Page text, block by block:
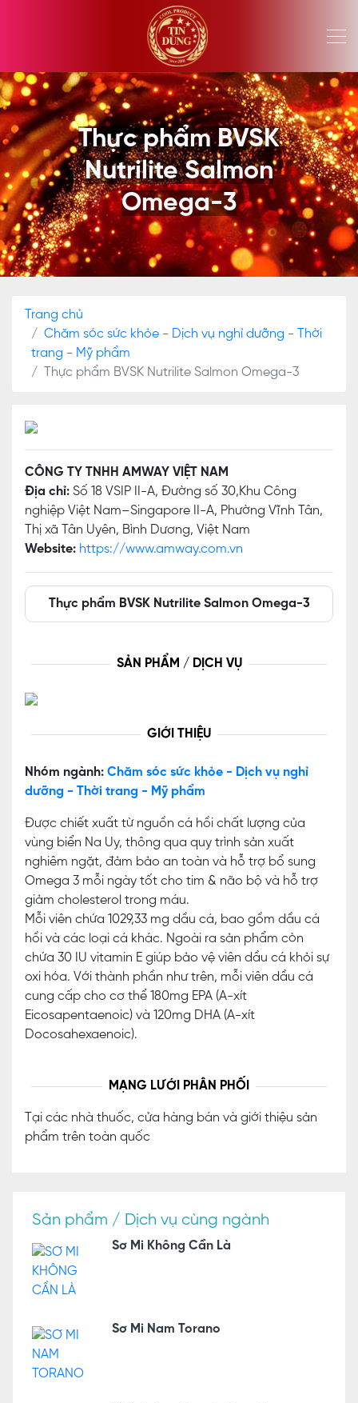
Thực phẩm BVSK
Nutrilite Salmon
Omega-3
Trang chủ
Chăm sóc sức khỏe - Dịch vụ nghỉ dưỡng - Thời
trang - Mỹ phẩm
Thực phẩm BVSK Nutrilite Salmon Omega-3
CÔNG TY TNHH AMWAY VIỆT NAM
Địa chỉ: Số 18 VSIP II-A, Đường số 30,Khu Công
nghiệp Việt Nam–Singapore II-A, Phường Vĩnh Tân,
Thị xã Tân Uyên, Bình Dương, Việt Nam
Website: https://www.amway.com.vn
Thực phẩm BVSK Nutrilite Salmon Omega-3
SẢN PHẨM / DỊCH VỤ
GIỚI THIỆU
Nhóm ngành: Chăm sóc sức khỏe - Dịch vụ nghỉ
dưỡng - Thời trang - Mỹ phẩm
Được chiết xuất từ nguồn cá hồi chất lượng của
vùng biển Na Uy, thông qua quy trình sản xuất
nghiêm ngặt, đảm bảo an toàn và hỗ trợ bổ sung
Omega 3 mỗi ngày tốt cho tim & não bộ và hỗ trợ
giảm cholesterol trong máu.
Mỗi viên chứa 1029,33 mg dầu cá, bao gồm dầu cá
hồi và các loại cá khác. Ngoài ra sản phẩm còn
chứa 30 IU vitamin E giúp bảo vệ viên dầu cá khỏi sự
oxi hóa. Với thành phần như trên, mỗi viên dầu cá
cung cấp cho cơ thể 180mg EPA (A-xít
Eicosapentaenoic) và 120mg DHA (A-xít
Docosahexaenoic).
MẠNG LƯỚI PHÂN PHỐI
Tại các nhà thuốc, cửa hàng bán và giới thiệu sản
phẩm trên toàn quốc
Sản phẩm / Dịch vụ cùng ngành
Sơ Mi Không Cần Là
Sơ Mi Nam Torano